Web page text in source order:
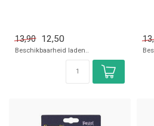
13,90 12,50
Beschikbaarheid laden..